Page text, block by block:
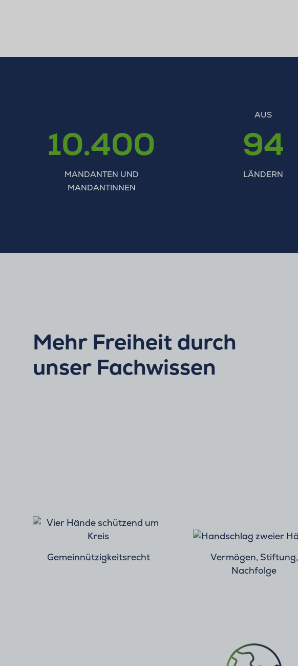
10.400
MANDANTEN UND
MANDANTINNEN
AUS
94
LÄNDERN
Mehr Freiheit durch
unser Fachwissen
Gemeinnützigkeitsrecht
Vermögen, Stiftung,
Nachfolge